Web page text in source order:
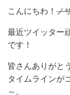
こんにちわ！ ノ
最近ツイッター
です！
皆さんありがと
タイムラインが
～。